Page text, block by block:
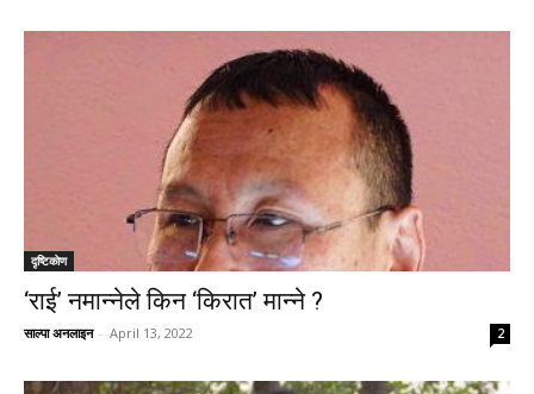
दृष्टिकाेण
‘राई’ नमान्नेले किन ‘किरात’ मान्ने ?
साल्पा अनलाइन - April 13, 2022 2